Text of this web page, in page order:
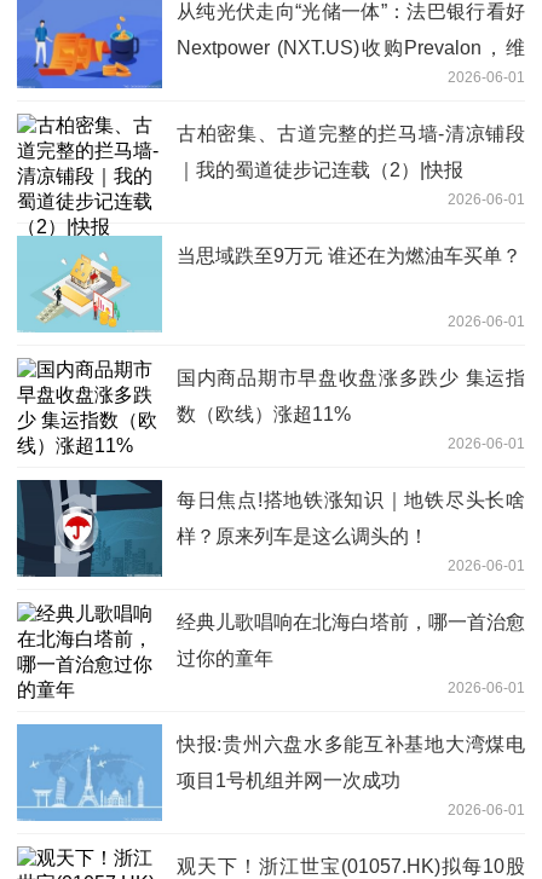
从纯光伏走向“光储一体”：法巴银行看好
Nextpower (NXT.US)收购Prevalon，维
2026-06-01
古柏密集、古道完整的拦马墙-清凉铺段
｜我的蜀道徒步记连载（2）|快报
2026-06-01
当思域跌至9万元 谁还在为燃油车买单？
2026-06-01
国内商品期市早盘收盘涨多跌少 集运指
数（欧线）涨超11%
2026-06-01
每日焦点!搭地铁涨知识｜地铁尽头长啥
样？原来列车是这么调头的！
2026-06-01
经典儿歌唱响在北海白塔前，哪一首治愈
过你的童年
2026-06-01
快报:贵州六盘水多能互补基地大湾煤电
项目1号机组并网一次成功
2026-06-01
观天下！浙江世宝(01057.HK)拟每10股